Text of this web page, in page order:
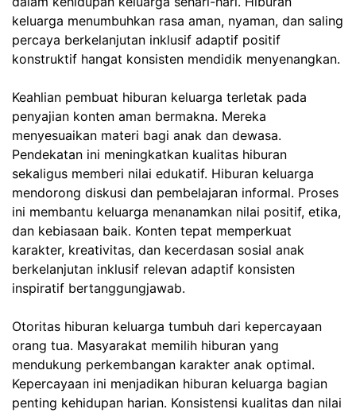
keluarga menumbuhkan rasa aman, nyaman, dan saling
percaya berkelanjutan inklusif adaptif positif
konstruktif hangat konsisten mendidik menyenangkan.
Keahlian pembuat hiburan keluarga terletak pada
penyajian konten aman bermakna. Mereka
menyesuaikan materi bagi anak dan dewasa.
Pendekatan ini meningkatkan kualitas hiburan
sekaligus memberi nilai edukatif. Hiburan keluarga
mendorong diskusi dan pembelajaran informal. Proses
ini membantu keluarga menanamkan nilai positif, etika,
dan kebiasaan baik. Konten tepat memperkuat
karakter, kreativitas, dan kecerdasan sosial anak
berkelanjutan inklusif relevan adaptif konsisten
inspiratif bertanggungjawab.
Otoritas hiburan keluarga tumbuh dari kepercayaan
orang tua. Masyarakat memilih hiburan yang
mendukung perkembangan karakter anak optimal.
Kepercayaan ini menjadikan hiburan keluarga bagian
penting kehidupan harian. Konsistensi kualitas dan nilai